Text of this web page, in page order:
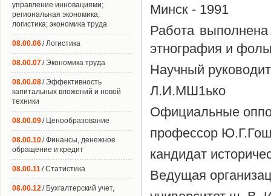
Минск - 1991
Работа выполнена
этнография и
Научный
Л.И.МШ1ько
Официальные
профессор
кандидат
Ведущая
управление инновациями;
региональная экономика;
логистика; экономика труда
08.00.06/ Логистика
08.00.07/ Экономика труда
08.00.08/ Эффективность
капитальных вложений и новой
техники
08.00.09/ Ценообразование
08.00.10/ Финансы, денежное
обращение и кредит
08.00.11/ Статистика
08.00.12/ Бухгалтерский учет,